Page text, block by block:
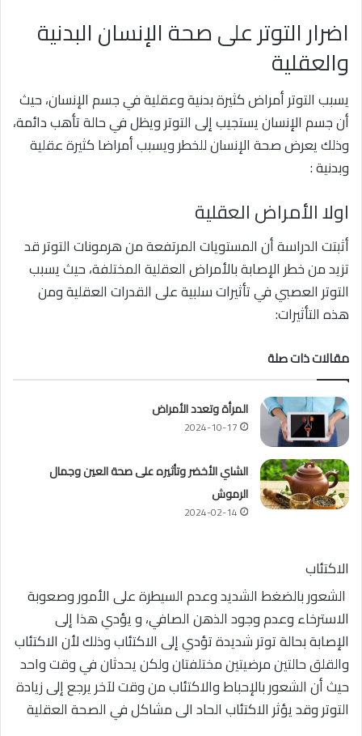
اضرار التوتر على صحة الإنسان البدنية
والعقلية
يسبب التوتر أمراض كثيرة بدنية وعقلية في جسم الإنسان، حيث
أن جسم الإنسان يستجيب إلى التوتر ويظل في حالة تأهب دائمة،
وذلك يعرض صحة الإنسان للخطر ويسبب أمراضا كثيرة عقلية
وبدنية :
اولا الأمراض العقلية
أثبتت الدراسة أن المستويات المرتفعة من هرمونات التوتر قد
تزيد من خطر الإصابة بالأمراض العقلية المختلفة، حيث يسبب
التوتر العصبي في تأثيرات سلبية على القدرات العقلية ومن
هذه التأثيرات:
مقالات ذات صلة
المرأة وتعدد الأمراض
2024-10-17
الشاي الأخضر وتأثيره على صحة العين وجمال
الرموش
2024-02-14
الاكتئاب
الشعور بالضغط الشديد وعدم السيطرة على الأمور وصعوبة
الاسترخاء وعدم وجود الذهن الصافي، و يؤدي هذا إلى
الإصابة بحالة توتر شديدة تؤدي إلى الاكتئاب وذلك لأن الاكتئاب
والقلق حالتين مرضيتين مختلفتان ولكن يحدثان في وقت واحد
حيث أن الشعور بالإحباط والاكتئاب من وقت لآخر يرجع إلى زيادة
التوتر وقد يؤثر الاكتئاب الحاد الى مشاكل في الصحة العقلية